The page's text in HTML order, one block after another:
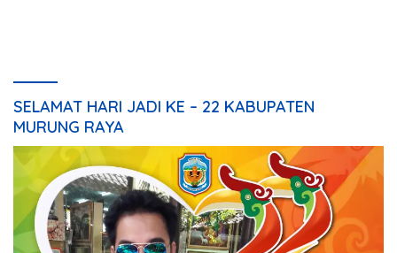
SELAMAT HARI JADI KE – 22 KABUPATEN
MURUNG RAYA